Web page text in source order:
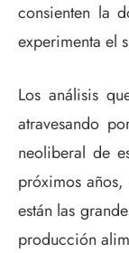
consienten la
experimenta el
Los análisis
atravesando
neoliberal de
próximos
están las
producción